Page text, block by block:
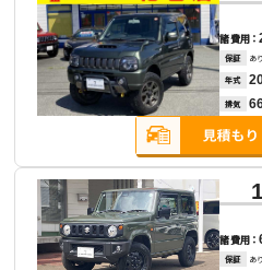
諸費用：
保証 あり
年式
排気
諸費用：
保証 あり